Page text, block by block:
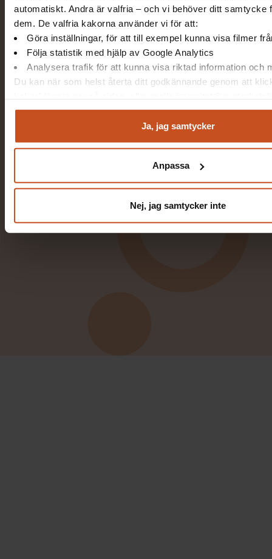
automatiskt. Andra är valfria – och vi behöver ditt samtycke
dem. De valfria kakorna använder vi för att:
Göra inställningar, för att till exempel kunna visa filmer
Följa statistik med hjälp av Google Analytics
Analysera trafik för att kunna visa riktad information och
Du kan när som helst återta ditt godkännande genom att
Ja, jag samtycker
Anpassa
Nej, jag samtycker inte